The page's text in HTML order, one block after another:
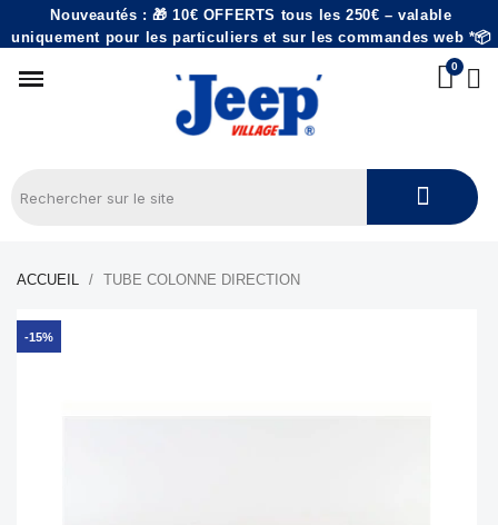
Nouveautés : 🎁 10€ OFFERTS tous les 250€ – valable
uniquement pour les particuliers et sur les commandes web *📦
ACCUEIL TUBE COLONNE DIRECTION
-15%